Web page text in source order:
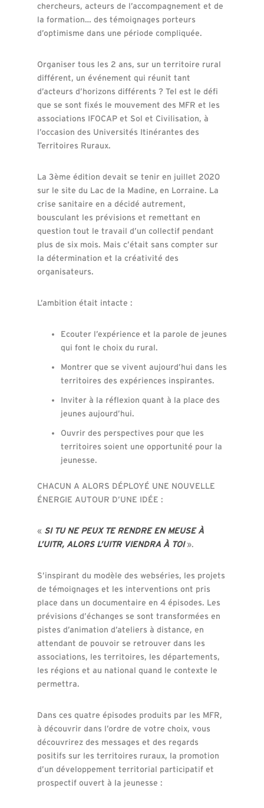
chercheurs, acteurs de l’accompagnement et de
la formation… des témoignages porteurs
d’optimisme dans une période compliquée.
Organiser tous les 2 ans, sur un territoire rural
différent, un événement qui réunit tant
d’acteurs d’horizons différents ? Tel est le défi
que se sont fixés le mouvement des MFR et les
associations IFOCAP et Sol et Civilisation, à
l’occasion des Universités Itinérantes des
Territoires Ruraux.
La 3ème édition devait se tenir en juillet 2020
sur le site du Lac de la Madine, en Lorraine. La
crise sanitaire en a décidé autrement,
bousculant les prévisions et remettant en
question tout le travail d’un collectif pendant
plus de six mois. Mais c’était sans compter sur
la détermination et la créativité des
organisateurs.
L’ambition était intacte :
Ecouter l’expérience et la parole de jeunes
qui font le choix du rural.
Montrer que se vivent aujourd’hui dans les
territoires des expériences inspirantes.
Inviter à la réflexion quant à la place des
jeunes aujourd’hui.
Ouvrir des perspectives pour que les
territoires soient une opportunité pour la
jeunesse.
CHACUN A ALORS DÉPLOYÉ UNE NOUVELLE
ÉNERGIE AUTOUR D’UNE IDÉE :
« SI TU NE PEUX TE RENDRE EN MEUSE À
L’UITR, ALORS L’UITR VIENDRA À TOI».
S’inspirant du modèle des webséries, les projets
de témoignages et les interventions ont pris
place dans un documentaire en 4 épisodes. Les
prévisions d’échanges se sont transformées en
pistes d’animation d’ateliers à distance, en
attendant de pouvoir se retrouver dans les
associations, les territoires, les départements,
les régions et au national quand le contexte le
permettra.
Dans ces quatre épisodes produits par les MFR,
à découvrir dans l’ordre de votre choix, vous
découvrirez des messages et des regards
positifs sur les territoires ruraux, la promotion
d’un développement territorial participatif et
prospectif ouvert à la jeunesse :